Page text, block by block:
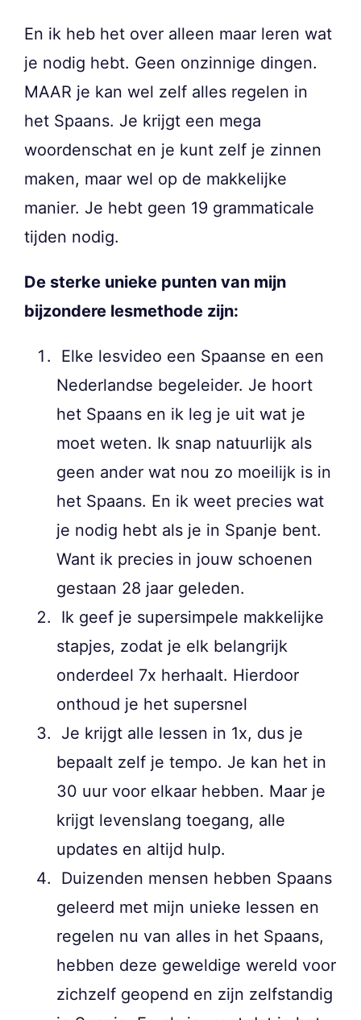
En ik heb het over alleen maar leren wat
je nodig hebt. Geen onzinnige dingen.
MAAR je kan wel zelf alles regelen in
het Spaans. Je krijgt een mega
woordenschat en je kunt zelf je zinnen
maken, maar wel op de makkelijke
manier. Je hebt geen 19 grammaticale
tijden nodig.
De sterke unieke punten van mijn
bijzondere lesmethode zijn:
Elke lesvideo een Spaanse en een
Nederlandse begeleider. Je hoort
het Spaans en ik leg je uit wat je
moet weten. Ik snap natuurlijk als
geen ander wat nou zo moeilijk is in
het Spaans. En ik weet precies wat
je nodig hebt als je in Spanje bent.
Want ik precies in jouw schoenen
gestaan 28 jaar geleden.
Ik geef je supersimpele makkelijke
stapjes, zodat je elk belangrijk
onderdeel 7x herhaalt. Hierdoor
onthoud je het supersnel
Je krijgt alle lessen in 1x, dus je
bepaalt zelf je tempo. Je kan het in
30 uur voor elkaar hebben. Maar je
krijgt levenslang toegang, alle
updates en altijd hulp.
Duizenden mensen hebben Spaans
geleerd met mijn unieke lessen en
regelen nu van alles in het Spaans,
hebben deze geweldige wereld voor
zichzelf geopend en zijn zelfstandig